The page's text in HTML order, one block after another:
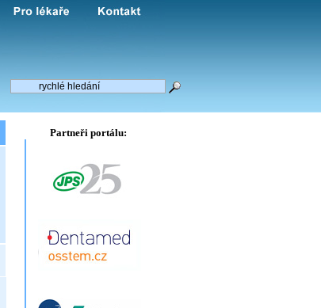
Partneři portálu: